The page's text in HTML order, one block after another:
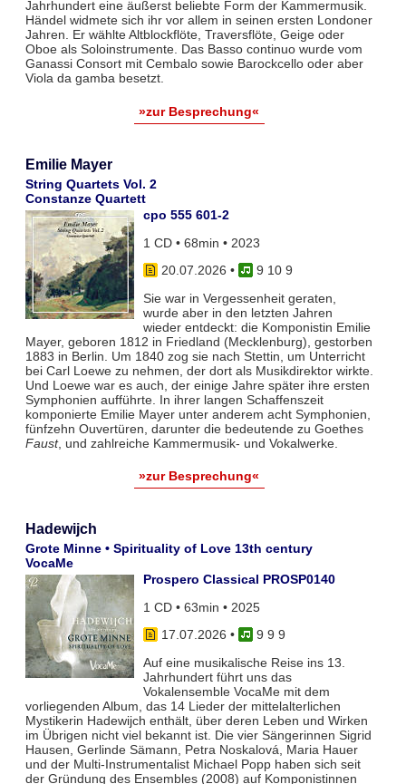
Jahrhundert eine äußerst beliebte Form der Kammermusik.
Händel widmete sich ihr vor allem in seinen ersten Londoner
Jahren. Er wählte Altblockflöte, Traversflöte, Geige oder
Oboe als Soloinstrumente. Das Basso continuo wurde vom
Ganassi Consort mit Cembalo sowie Barockcello oder aber
Viola da gamba besetzt.
»zur Besprechung«
Emilie Mayer
String Quartets Vol. 2
Constanze Quartett
cpo 555 601-2
1 CD • 68min • 2023
20.07.2026 •
9 10 9
Sie war in Vergessenheit geraten,
wurde aber in den letzten Jahren
wieder entdeckt: die Komponistin Emilie
Mayer, geboren 1812 in Friedland (Mecklenburg), gestorben
1883 in Berlin. Um 1840 zog sie nach Stettin, um Unterricht
bei Carl Loewe zu nehmen, der dort als Musikdirektor wirkte.
Und Loewe war es auch, der einige Jahre später ihre ersten
Symphonien aufführte. In ihrer langen Schaffenszeit
komponierte Emilie Mayer unter anderem acht Symphonien,
fünfzehn Ouvertüren, darunter die bedeutende zu Goethes
Faust, und zahlreiche Kammermusik- und Vokalwerke.
»zur Besprechung«
Hadewijch
Grote Minne • Spirituality of Love 13th century
VocaMe
Prospero Classical PROSP0140
1 CD • 63min • 2025
17.07.2026 •
9 9 9
Auf eine musikalische Reise ins 13.
Jahrhundert führt uns das
Vokalensemble VocaMe mit dem
vorliegenden Album, das 14 Lieder der mittelalterlichen
Mystikerin Hadewijch enthält, über deren Leben und Wirken
im Übrigen nicht viel bekannt ist. Die vier Sängerinnen Sigrid
Hausen, Gerlinde Sämann, Petra Noskalová, Maria Hauer
und der Multi-Instrumentalist Michael Popp haben sich seit
der Gründung des Ensembles (2008) auf Komponistinnen